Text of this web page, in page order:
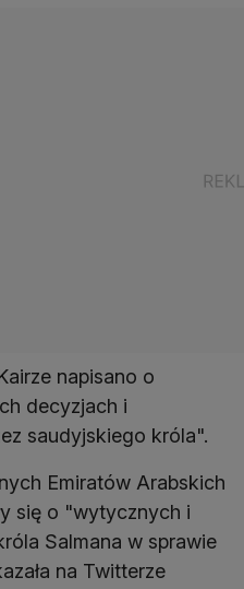
napisano o
decyzjach i
saudyjskiego króla".
Emiratów Arabskich
się o "wytycznych i
Salmana w sprawie
na Twitterze